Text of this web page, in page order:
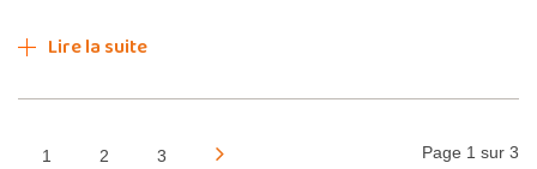
Lire la suite
Page 1 sur 3
1 2 3